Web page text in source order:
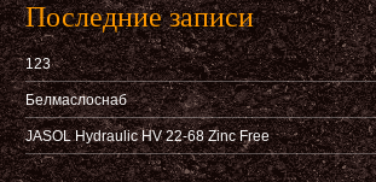
Последние записи
123
Белмаслоснаб
JASOL Hydraulic HV 22-68 Zinc Free